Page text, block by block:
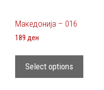
Македонија – 016
189 ден
Select options